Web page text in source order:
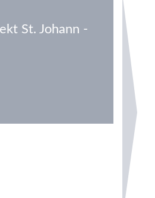
St. Johann -